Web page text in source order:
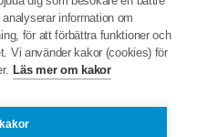
information om
för att förbättra funktioner och
Vi använder kakor (cookies) för
Läs mer om kakor